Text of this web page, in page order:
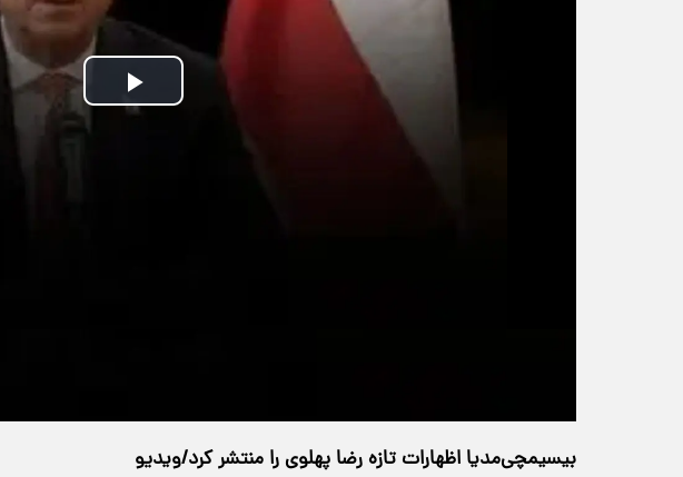
Play
بیسیمچی‌مدیا اظهارات تازه رضا پهلوی را منتشر کرد/ویدیو